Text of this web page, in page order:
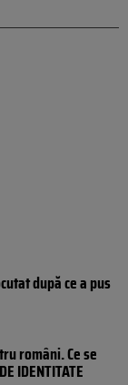
după ce a pus
români. Ce se
IDENTITATE